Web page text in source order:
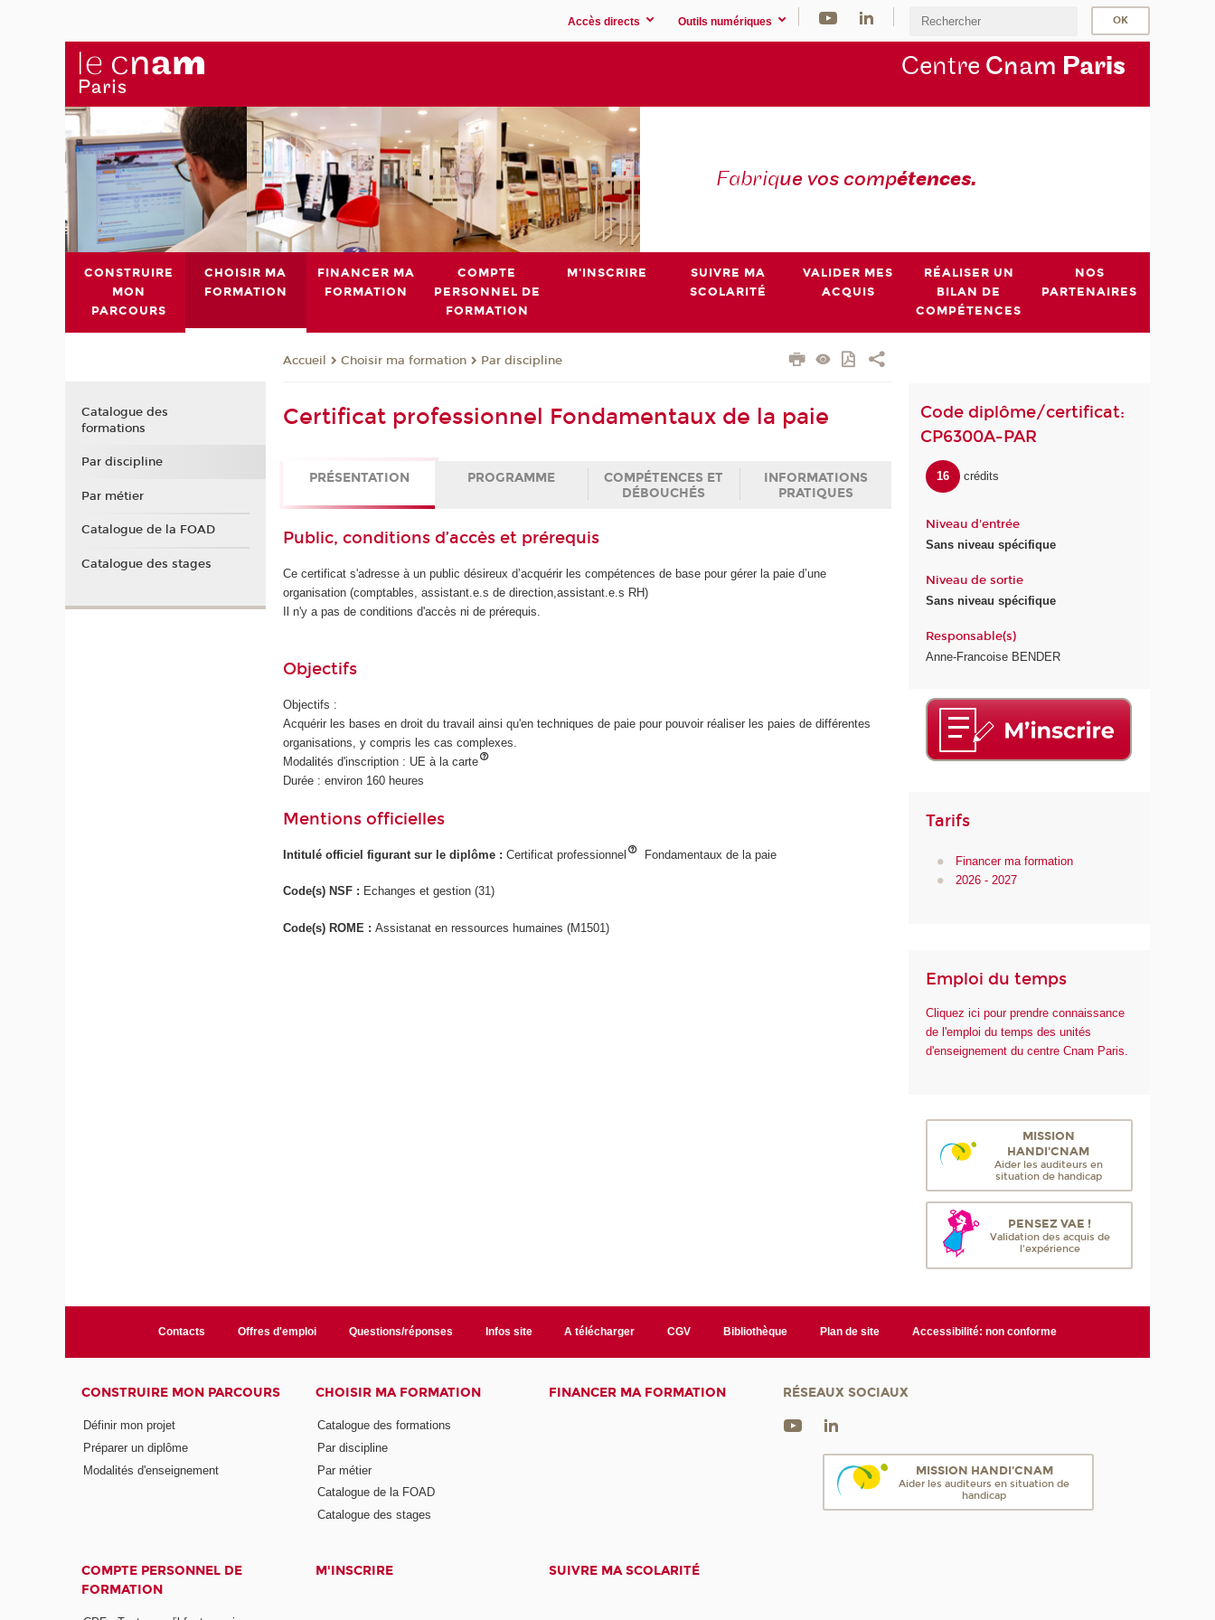
Accès directs Outils numériques
Centre Cnam Paris
Fabrique vos compétences.
CONSTRUIRE
MON
PARCOURS
CHOISIR MA
FORMATION
FINANCER MA
FORMATION
COMPTE
PERSONNEL DE
FORMATION
M'INSCRIRE
SUIVRE MA
SCOLARITÉ
VALIDER MES
ACQUIS
RÉALISER UN
BILAN DE
COMPÉTENCES
NOS
PARTENAIRES
Accueil Choisir ma formation Par discipline
Certificat professionnel Fondamentaux de la paie
PRÉSENTATION PROGRAMME
COMPÉTENCES ET
DÉBOUCHÉS
INFORMATIONS
PRATIQUES
Public, conditions d’accès et prérequis
Ce certificat s'adresse à un public désireux d’acquérir les compétences de base pour gérer la paie d’une
organisation (comptables, assistant.e.s de direction,assistant.e.s RH)
Il n'y a pas de conditions d'accès ni de prérequis.
Objectifs
Objectifs :
Acquérir les bases en droit du travail ainsi qu'en techniques de paie pour pouvoir réaliser les paies de différentes
organisations, y compris les cas complexes.
Modalités d'inscription : UE à la carte
Durée : environ 160 heures
Mentions officielles
Intitulé officiel figurant sur le diplôme :Certificat professionnel Fondamentaux de la paie
Code(s) NSF : Echanges et gestion (31)
Code(s) ROME :Assistanat en ressources humaines (M1501)
Code diplôme/certificat:
CP6300A-PAR
16 crédits
Niveau d'entrée
Sans niveau spécifique
Niveau de sortie
Sans niveau spécifique
Responsable(s)
Anne-Francoise BENDER
Tarifs
Financer ma formation
2026 - 2027
Emploi du temps
Cliquez ici pour prendre connaissance
de l'emploi du temps des unités
d'enseignement du centre Cnam Paris.
MISSION
HANDI'CNAM
Aider les auditeurs en
situation de handicap
PENSEZ VAE !
Validation des acquis de
l'expérience
Catalogue des
formations
Par discipline
Par métier
Catalogue de la FOAD
Catalogue des stages
Contacts Offres d'emploi Questions/réponses Infos site A télécharger CGV Bibliothèque Plan de site Accessibilité: non conforme
CONSTRUIRE MON PARCOURS
Définir mon projet
Préparer un diplôme
Modalités d'enseignement
CHOISIR MA FORMATION
Catalogue des formations
Par discipline
Par métier
Catalogue de la FOAD
Catalogue des stages
FINANCER MA FORMATION
COMPTE PERSONNEL DE
FORMATION
M'INSCRIRE SUIVRE MA SCOLARITÉ
RÉSEAUX SOCIAUX
MISSION HANDI'CNAM
Aider les auditeurs en situation de
handicap